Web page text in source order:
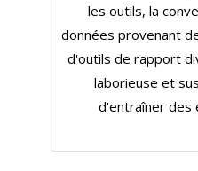
les outils, la
données provenant
d'outils de rapport
laborieuse et
d'entraîner des